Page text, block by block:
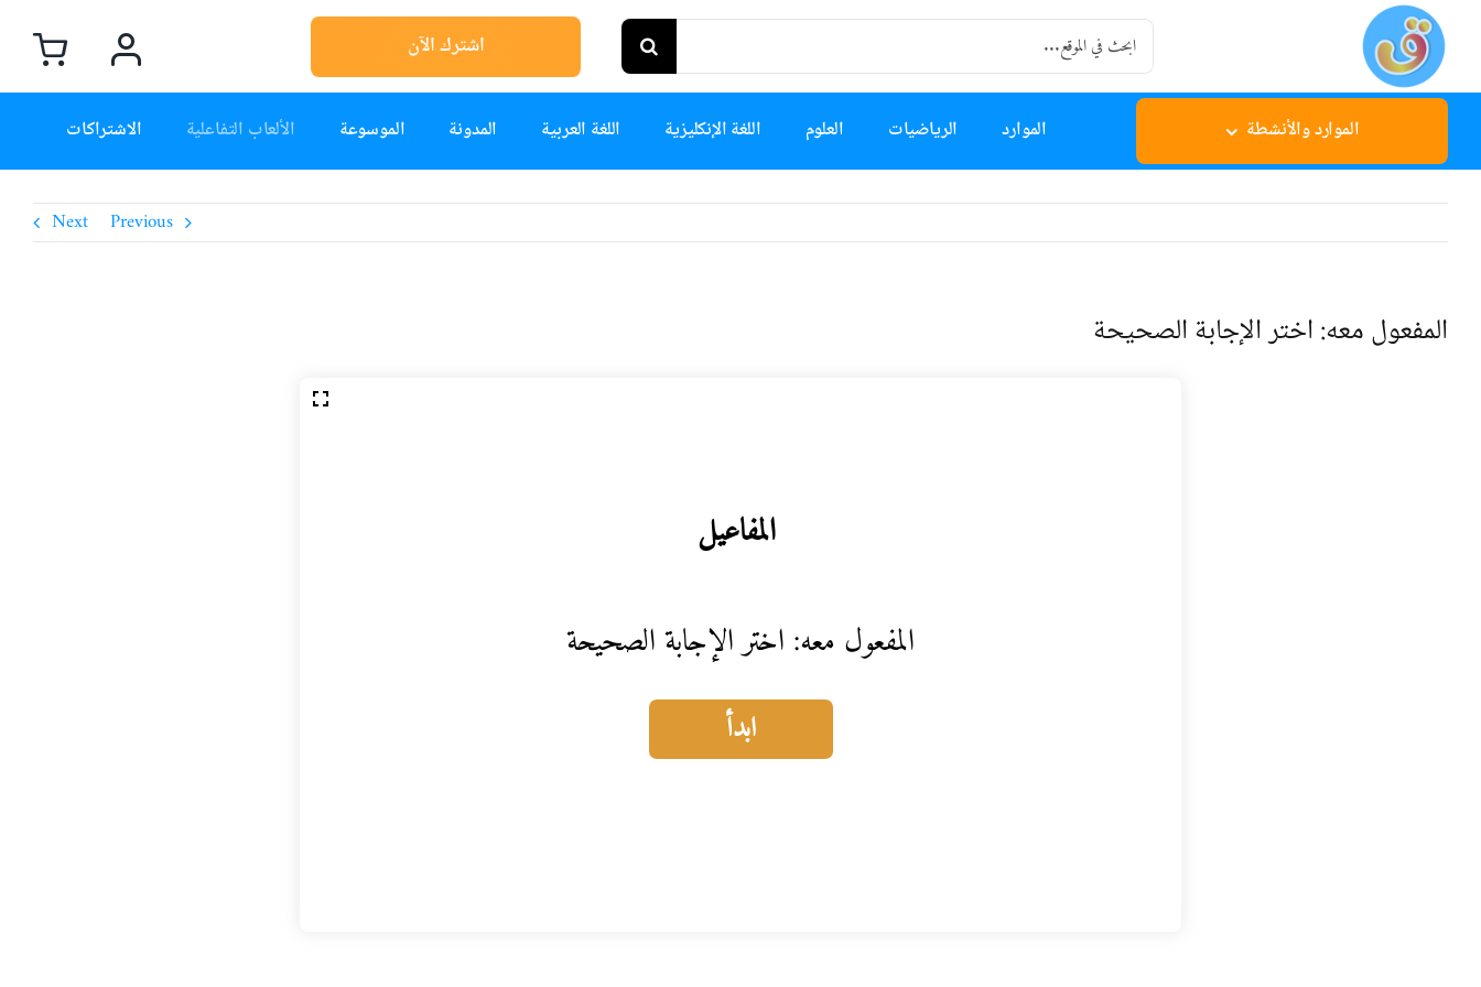
content
Search
for:
اشترك الآن
الموارد والأنشطة الموارد الرياضيات العلوم اللغة الإنكليزية اللغة العربية المدونة الموسوعة الألعاب التفاعلية الاشتراكات
Previous
Next
المفعول معه: اختر الإجابة الصحيحة
المفاعيل
المفعول معه: اختر الإجابة الصحيحة